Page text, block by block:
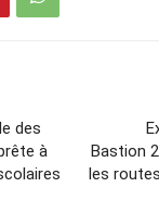
des
à
Bastion
les